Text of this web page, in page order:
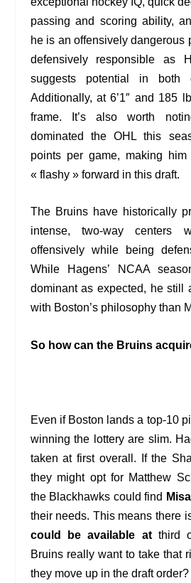
passing and scoring ability,
he is an offensively dangerous
defensively responsible as
suggests potential in
Additionally, at 6’1″ and 185
frame. It’s also worth
dominated the OHL this
points per game, making
« flashy » forward in this draft.
The Bruins have historically
intense, two-way centers
offensively while being
While Hagens’ NCAA
dominant as expected, he still
with Boston’s philosophy than
So how can the Bruins
Even if Boston lands a top-10
winning the lottery are slim.
taken at first overall. If the
they might opt for Matthew
the Blackhawks could find Misa
their needs. This means there
could be available at third
Bruins really want to take that
they move up in the draft order?